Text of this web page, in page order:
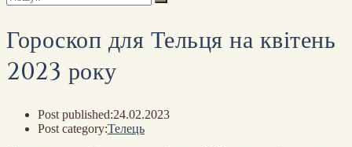
Гороскоп для Тельця на квітень
2023 року
Post published:24.02.2023
Post category:Телець